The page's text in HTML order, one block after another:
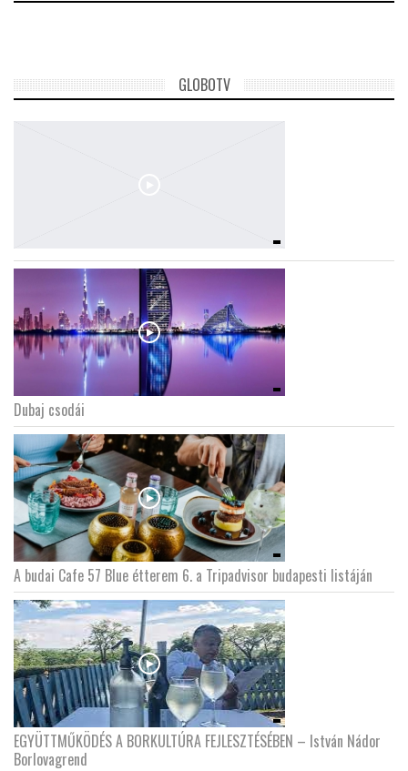
GLOBOTV
Dubaj csodái
A budai Cafe 57 Blue étterem 6. a Tripadvisor budapesti listáján
EGYÜTTMŰKÖDÉS A BORKULTÚRA FEJLESZTÉSÉBEN – István Nádor
Borlovagrend